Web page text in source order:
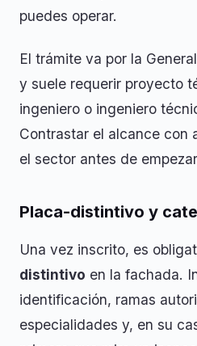
puedes operar.
El trámite va por la
y suele requerir proyecto
ingeniero o ingeniero
Contrastar el alcance con
el sector antes de
Placa-distintivo y
Una vez inscrito, es
distintivo en la fachada.
identificación, ramas
especialidades y, en su